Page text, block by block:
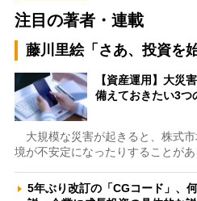
注目の著者・連載
藤川里絵「さあ、投資を
【資産運用】大災
備えておきたい3
大規模な災害が起きると、株式
境が不安定になったりすることが
5年ぶり改訂の「CGコード」、